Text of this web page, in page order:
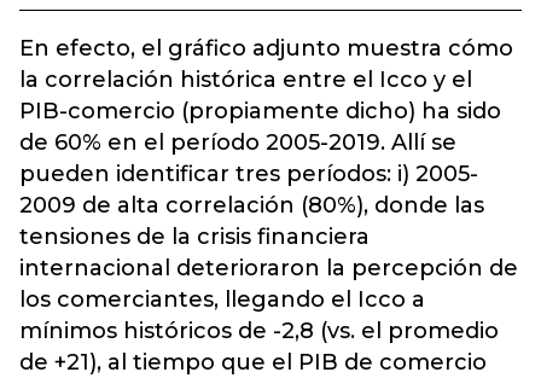
En efecto, el gráfico adjunto muestra cómo
la correlación histórica entre el Icco y el
PIB-comercio (propiamente dicho) ha sido
de 60% en el período 2005-2019. Allí se
pueden identificar tres períodos: i) 2005-
2009 de alta correlación (80%), donde las
tensiones de la crisis financiera
internacional deterioraron la percepción de
los comerciantes, llegando el Icco a
mínimos históricos de -2,8 (vs. el promedio
de +21), al tiempo que el PIB de comercio